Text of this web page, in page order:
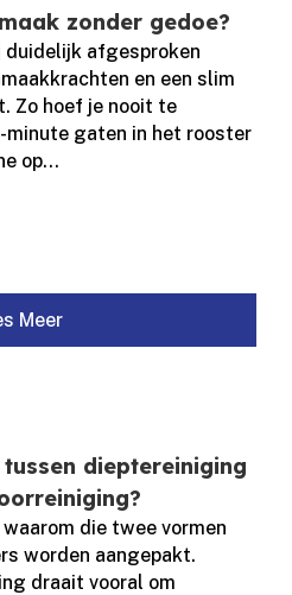
zonder gedoe?
afgesproken
en een slim
Zo hoef je nooit te
gaten in het rooster
op...
Meer
dieptereiniging
die twee vormen
worden aangepakt.​
draait vooral om